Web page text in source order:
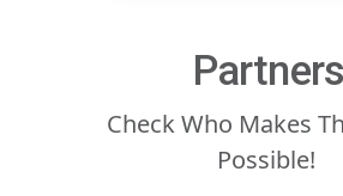
Partners
Check Who Makes
Possible!